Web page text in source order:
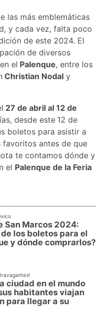
las más emblemáticas
y cada vez, falta poco
de este 2024. El
de diversos
el Palenque, entre los
Christian Nodal y
27 de abril al 12 de
desde este 12 de
boletos para asistir a
antes de que
te contamos dónde y
el Palenque de la Feria
San Marcos 2024:
los boletos para el
y dónde comprarlos?
ciudad en el mundo
habitantes viajan
para llegar a su